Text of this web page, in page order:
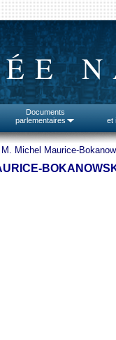
Documents
parlementaires
et
M. Michel Maurice-